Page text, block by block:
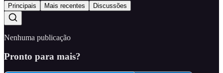
Principais Mais recentes Discussões
Nenhuma publicação
Pronto para mais?